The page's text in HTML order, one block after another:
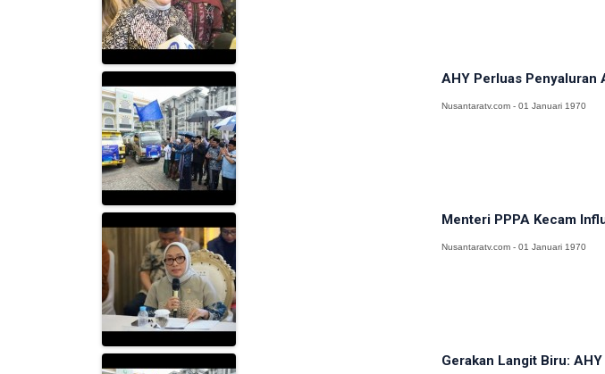
AHY Perluas Penyaluran
Nusantaratv.com - 01 Januari 1970
Menteri PPPA Kecam
Nusantaratv.com - 01 Januari 1970
Gerakan Langit Biru: